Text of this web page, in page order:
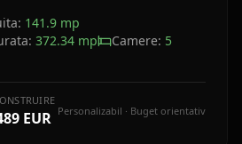
141.9 mp
372.34 mp Camere: 5
EUR Personalizabil · Buget orientativ